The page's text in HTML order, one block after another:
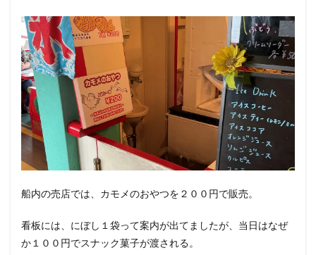
船内の売店では、カモメのおやつを２００円で販売。
看板には、にぼし１袋って案内が出てましたが、当日はなぜ
か１００円でスナック菓子が渡される。